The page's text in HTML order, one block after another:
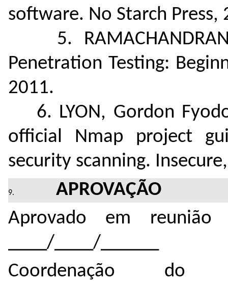
software. No Starch Press,
5.
Penetration Testing:
2011.
6. LYON, Gordon
official Nmap project
security scanning.
APROVAÇÃO
Aprovado em reunião
____/____/______
Coordenação do